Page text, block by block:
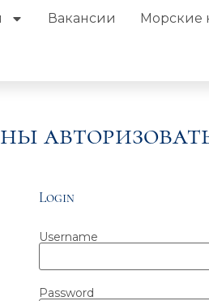
Вакансии Морские
Login
Username
Password